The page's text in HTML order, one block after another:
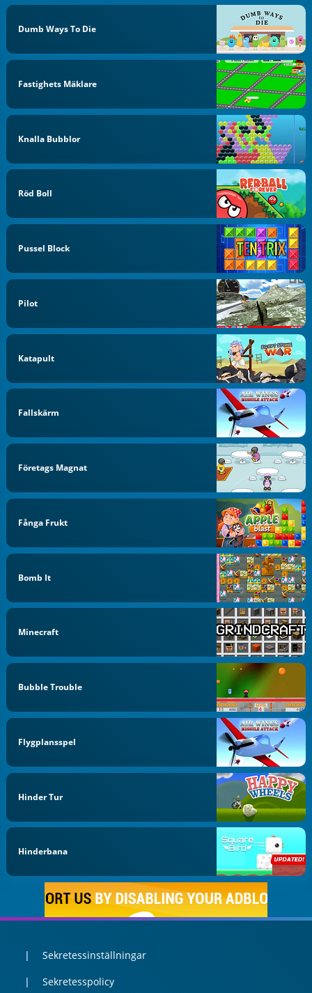
Dumb Ways To Die
Fastighets Mäklare
Knalla Bubblor
Röd Boll
Pussel Block
Pilot
Katapult
Fallskärm
Företags Magnat
Fånga Frukt
Bomb It
Minecraft
Bubble Trouble
Flygplansspel
Hinder Tur
Hinderbana
Sekretessinställningar
Sekretesspolicy